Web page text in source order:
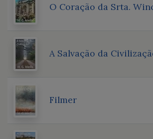
O Coração da Srta.
A Salvação da
Filmer